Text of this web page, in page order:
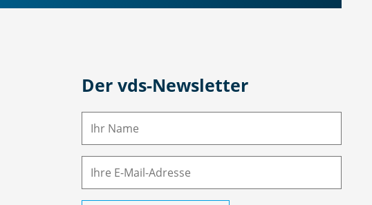
Der vds-Newsletter
N
M